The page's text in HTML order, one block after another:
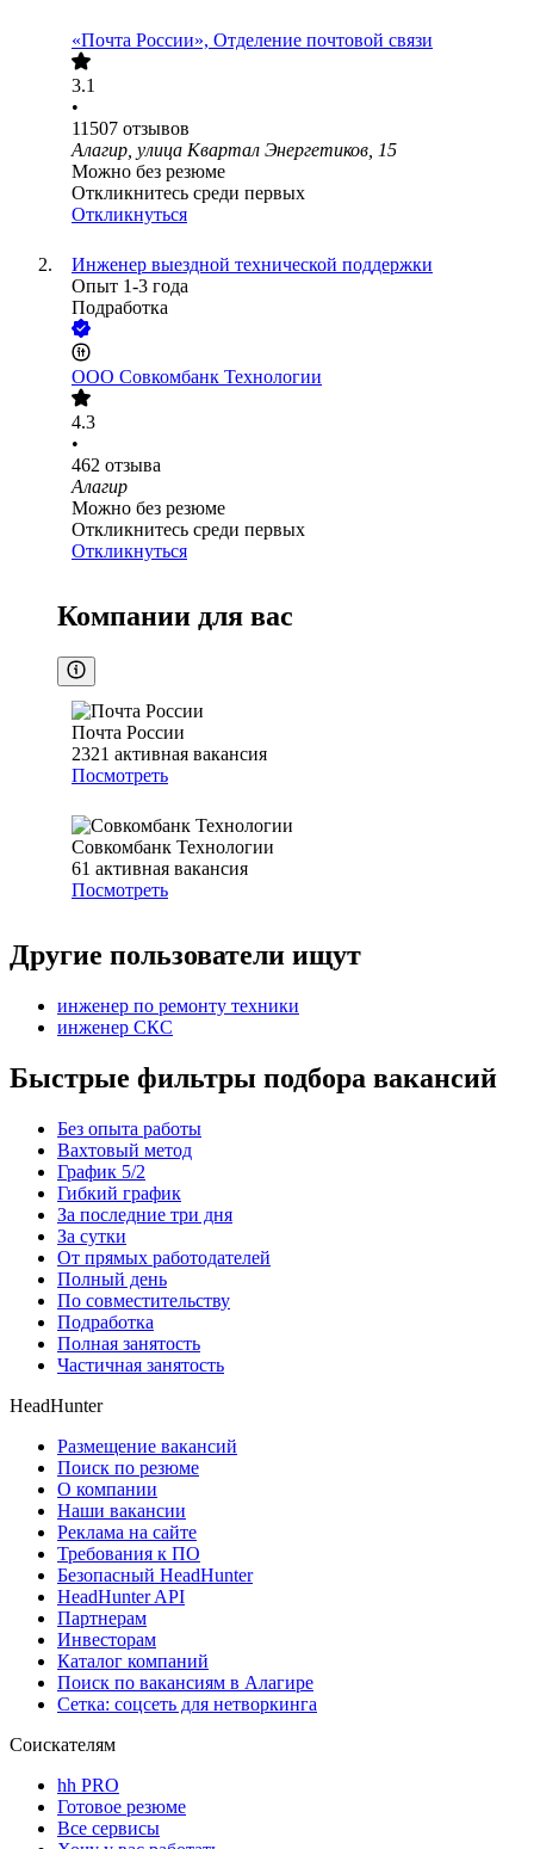
«Почта России», Отделение почтовой связи
3.1
•
11507 отзывов
Алагир, улица Квартал Энергетиков, 15
Можно без резюме
Откликнитесь среди первых
Откликнуться
Инженер выездной технической поддержки
Опыт 1-3 года
Подработка
ООО Совкомбанк Технологии
4.3
•
462 отзыва
Алагир
Можно без резюме
Откликнитесь среди первых
Откликнуться
Компании для вас
Почта России
2321 активная вакансия
Посмотреть
Совкомбанк Технологии
61 активная вакансия
Посмотреть
Другие пользователи ищут
инженер по ремонту техники
инженер СКС
Быстрые фильтры подбора вакансий
Без опыта работы
Вахтовый метод
График 5/2
Гибкий график
За последние три дня
За сутки
От прямых работодателей
Полный день
По совместительству
Подработка
Полная занятость
Частичная занятость
HeadHunter
Размещение вакансий
Поиск по резюме
О компании
Наши вакансии
Реклама на сайте
Требования к ПО
Безопасный HeadHunter
HeadHunter API
Партнерам
Инвесторам
Каталог компаний
Поиск по вакансиям в Алагире
Сетка: соцсеть для нетворкинга
Соискателям
hh PRO
Готовое резюме
Все сервисы